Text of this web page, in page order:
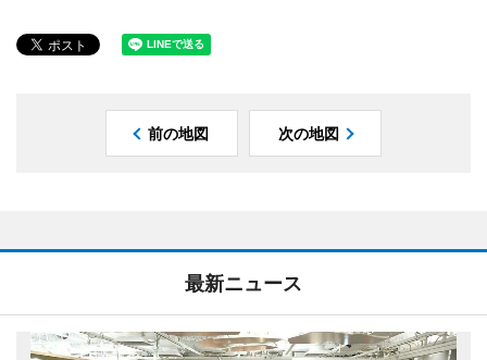
前の地図 次の地図
最新ニュース